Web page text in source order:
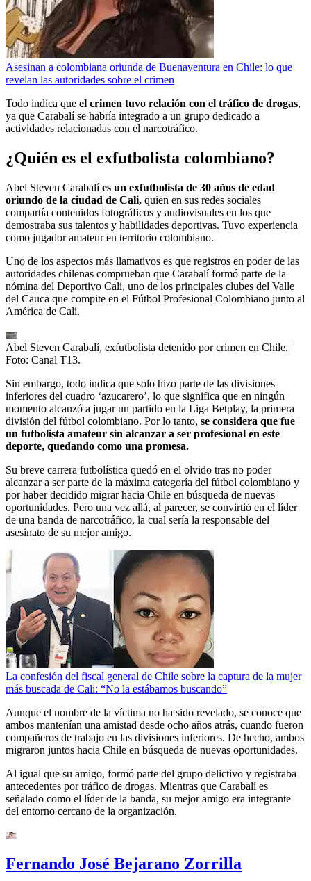
Asesinan a colombiana oriunda de Buenaventura en Chile: lo que
revelan las autoridades sobre el crimen
Todo indica que el crimen tuvo relación con el tráfico de drogas,
ya que Carabalí se habría integrado a un grupo dedicado a
actividades relacionadas con el narcotráfico.
¿Quién es el exfutbolista colombiano?
Abel Steven Carabalíes un exfutbolista de 30 años de edad
oriundo de la ciudad de Cali, quien en sus redes sociales
compartía contenidos fotográficos y audiovisuales en los que
demostraba sus talentos y habilidades deportivas. Tuvo experiencia
como jugador amateur en territorio colombiano.
Uno de los aspectos más llamativos es que registros en poder de las
autoridades chilenas comprueban que Carabalí formó parte de la
nómina del Deportivo Cali, uno de los principales clubes del Valle
del Cauca que compite en el Fútbol Profesional Colombiano junto al
América de Cali.
Abel Steven Carabalí, exfutbolista detenido por crimen en Chile. |
Foto: Canal T13.
Sin embargo, todo indica que solo hizo parte de las divisiones
inferiores del cuadro ‘azucarero’, lo que significa que en ningún
momento alcanzó a jugar un partido en la Liga Betplay, la primera
división del fútbol colombiano. Por lo tanto, se considera que fue
un futbolista amateur sin alcanzar a ser profesional en este
deporte, quedando como una promesa.
Su breve carrera futbolística quedó en el olvido tras no poder
alcanzar a ser parte de la máxima categoría del fútbol colombiano y
por haber decidido migrar hacia Chile en búsqueda de nuevas
oportunidades. Pero una vez allá, al parecer, se convirtió en el líder
de una banda de narcotráfico, la cual sería la responsable del
asesinato de su mejor amigo.
La confesión del fiscal general de Chile sobre la captura de la mujer
más buscada de Cali: “No la estábamos buscando”
Aunque el nombre de la víctima no ha sido revelado, se conoce que
ambos mantenían una amistad desde ocho años atrás, cuando fueron
compañeros de trabajo en las divisiones inferiores. De hecho, ambos
migraron juntos hacia Chile en búsqueda de nuevas oportunidades.
Al igual que su amigo, formó parte del grupo delictivo y registraba
antecedentes por tráfico de drogas. Mientras que Carabalí es
señalado como el líder de la banda, su mejor amigo era integrante
del entorno cercano de la organización.
Fernando José Bejarano Zorrilla